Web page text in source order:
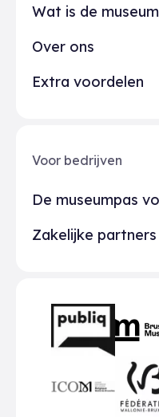
Wat is de
Over ons
Extra voordelen
Voor bedrijven
De museumpas
Zakelijke partners
Partners